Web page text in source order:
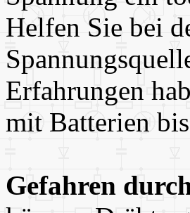
Helfen Sie bei
Erfahrungen
mit Batterien
Gefahren